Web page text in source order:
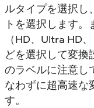
ルタイプを選択し
トを選択します
（HD、Ultra HD
どを選択して変
のラベルに注意し
なわずに超高速な
す。